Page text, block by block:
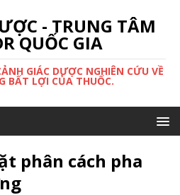
- TRUNG TÂM
QUỐC GIA
GIÁC DƯỢC NGHIÊN CỨU VỀ
BẤT LỢI CỦA THUỐC.
phân cách pha